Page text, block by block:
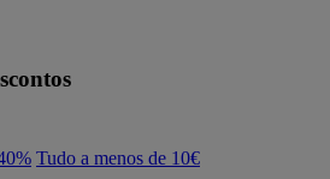
Tudo a menos de 10€